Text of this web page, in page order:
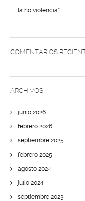
la no violencia”
COMENTARIOS
ARCHIVOS
junio 2026
febrero 2026
septiembre 2025
febrero 2025
agosto 2024
julio 2024
septiembre 2023